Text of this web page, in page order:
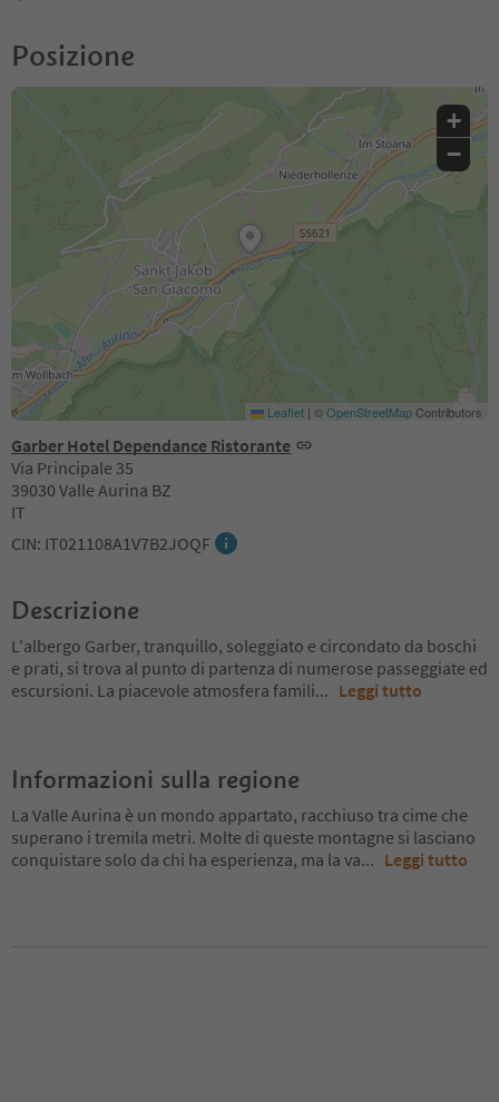
Posizione
Garber Hotel Dependance Ristorante
Via Principale 35
39030 Valle Aurina BZ
IT
CIN: IT021108A1V7B2JOQF
+
−
Leaflet | ©OpenStreetMapContributors
Descrizione
L'albergo Garber, tranquillo, soleggiato e circondato da boschi
e prati, si trova al punto di partenza di numerose passeggiate ed
escursioni. La piacevole atmosfera famili... Leggi tutto
Informazioni sulla regione
La Valle Aurina è un mondo appartato, racchiuso tra cime che
superano i tremila metri. Molte di queste montagne si lasciano
conquistare solo da chi ha esperienza, ma la va... Leggi tutto